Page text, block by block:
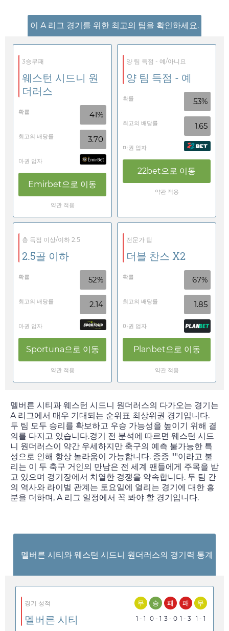
이 A 리그 경기를 위한 최고의 팁을 확인하세요.
3승무패
웨스턴 시드니 원
더러스
확률 41%
최고의 배당률 3.70
마권 업자
Emirbet으로 이동
약관 적용
양 팀 득점 - 예/아니요
양 팀 득점 - 예
확률 53%
최고의 배당률 1.65
마권 업자
22bet으로 이동
약관 적용
총 득점 이상/이하 2.5
2.5골 이하
확률 52%
최고의 배당률 2.14
마권 업자
Sportuna으로 이동
약관 적용
전문가 팁
더블 찬스 X2
확률 67%
최고의 배당률 1.85
마권 업자
Planbet으로 이동
약관 적용
멜버른 시티과 웨스턴 시드니 원더러스의 다가오는 경기는
A 리그에서 매우 기대되는 순위표 최상위권 경기입니다.
두 팀 모두 승리를 확보하고 우승 가능성을 높이기 위해 결
의를 다지고 있습니다.경기 전 분석에 따르면 웨스턴 시드
니 원더러스이 약간 우세하지만 축구의 예측 불가능한 특
성으로 인해 항상 놀라움이 가능합니다. 종종 ""이라고 불
리는 이 두 축구 거인의 만남은 전 세계 팬들에게 주목을 받
고 있으며 경기장에서 치열한 경쟁을 약속합니다. 두 팀 간
의 역사와 라이벌 관계는 토요일에 열리는 경기에 대한 흥
분을 더하며, A 리그 일정에서 꼭 봐야 할 경기입니다.
멜버른 시티와 웨스턴 시드니 원더러스의 경기력 통계
경기 성적
멜버른 시티
무
1 - 1
승
0 - 1
패
3 - 0
패
1 - 3
무
1 - 1